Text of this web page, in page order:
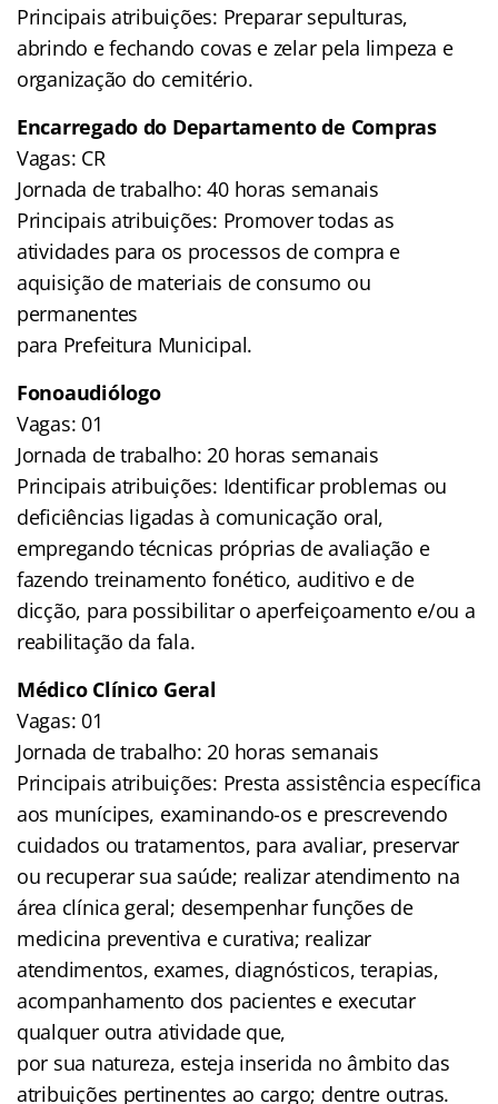
Principais atribuições: Preparar sepulturas,
abrindo e fechando covas e zelar pela limpeza e
organização do cemitério.
Encarregado do Departamento de Compras
Vagas: CR
Jornada de trabalho: 40 horas semanais
Principais atribuições: Promover todas as
atividades para os processos de compra e
aquisição de materiais de consumo ou
permanentes
para Prefeitura Municipal.
Fonoaudiólogo
Vagas: 01
Jornada de trabalho: 20 horas semanais
Principais atribuições: Identificar problemas ou
deficiências ligadas à comunicação oral,
empregando técnicas próprias de avaliação e
fazendo treinamento fonético, auditivo e de
dicção, para possibilitar o aperfeiçoamento e/ou a
reabilitação da fala.
Médico Clínico Geral
Vagas: 01
Jornada de trabalho: 20 horas semanais
Principais atribuições: Presta assistência específica
aos munícipes, examinando-os e prescrevendo
cuidados ou tratamentos, para avaliar, preservar
ou recuperar sua saúde; realizar atendimento na
área clínica geral; desempenhar funções de
medicina preventiva e curativa; realizar
atendimentos, exames, diagnósticos, terapias,
acompanhamento dos pacientes e executar
qualquer outra atividade que,
por sua natureza, esteja inserida no âmbito das
atribuições pertinentes ao cargo; dentre outras.